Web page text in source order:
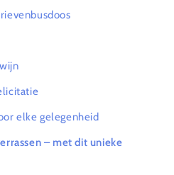
elke gelegenheid
– met dit unieke